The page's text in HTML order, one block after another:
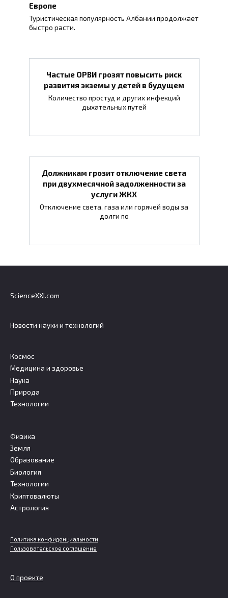
Европе
Туристическая популярность Албании продолжает
быстро расти.
Частые ОРВИ грозят повысить риск
развития экземы у детей в будущем
Количество простуд и других инфекций
дыхательных путей
Должникам грозит отключение света
при двухмесячной задолженности за
услуги ЖКХ
Отключение света, газа или горячей воды за
долги по
ScienceXXI.com
Новости науки и технологий
Космос
Медицина и здоровье
Наука
Природа
Технологии
Физика
Земля
Образование
Биология
Технологии
Криптовалюты
Астрология
Политика конфиденциальности
Пользовательское соглашение
О проекте